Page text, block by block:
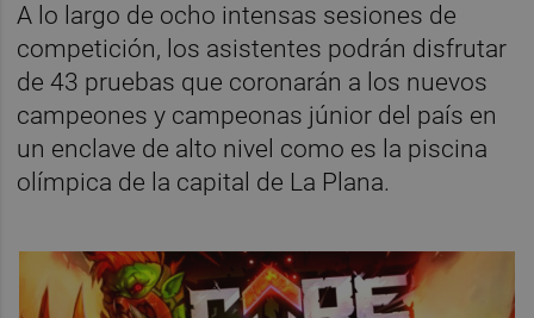
A lo largo de ocho intensas sesiones de
competición, los asistentes podrán disfrutar
de 43 pruebas que coronarán a los nuevos
campeones y campeonas júnior del país en
un enclave de alto nivel como es la piscina
olímpica de la capital de La Plana.